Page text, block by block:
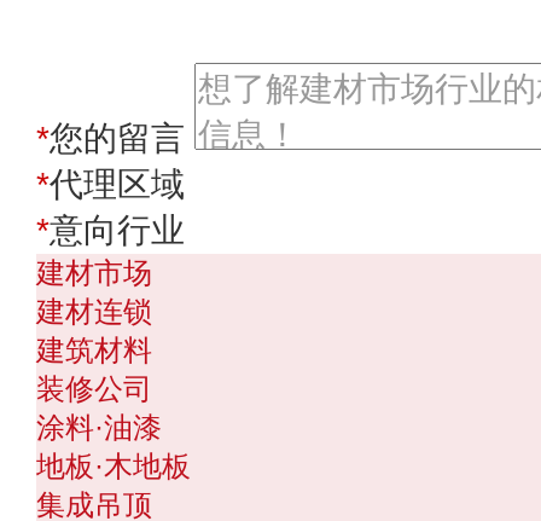
*您的留言
*代理区域
*意向行业
建材市场
建材连锁
建筑材料
装修公司
涂料·油漆
地板·木地板
集成吊顶